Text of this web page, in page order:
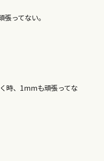
ってない。
時、1mmも頑張ってな